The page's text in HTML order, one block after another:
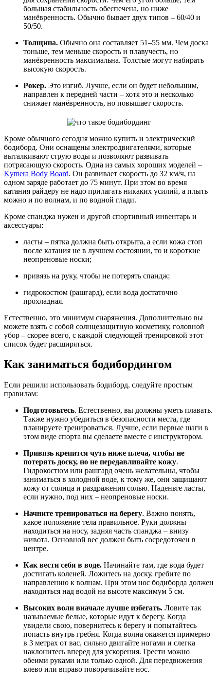
большая стабильность обеспечена, но ниже
манёвренность. Обычно бывает двух типов – 60/40 и
50/50.
Толщина. Обычно она составляет 51–55 мм. Чем доска
тоньше, тем меньше скорость и плавучесть, но
манёвренность максимальна. Толстые могут набирать
высокую скорость.
Рокер. Это изгиб. Лучше, если он будет небольшим,
направлен к передней части – хотя это и несколько
снижает манёвренность, но повышает скорость.
Кроме обычного сегодня можно купить и электрический
бодиборд. Они оснащены электродвигателями, которые
выталкивают струю воды и позволяют развивать
потрясающую скорость. Одна из самых хороших моделей –
Kymera Body Board. Он развивает скорость до 32 км/ч, на
одном заряде работает до 75 минут. При этом во время
катания райдеру не надо прилагать никаких усилий, а плыть
можно и по волнам, и по водной глади.
Кроме спанджа нужен и другой спортивный инвентарь и
аксессуары:
ласты – пятка должна быть открыта, а если кожа стоп
после катания не в лучшем состоянии, то и короткие
неопреновые носки;
привязь на руку, чтобы не потерять спандж;
гидрокостюм (рашгард), если вода достаточно
прохладная.
Естественно, это минимум снаряжения. Дополнительно вы
можете взять с собой солнцезащитную косметику, головной
убор – скорее всего, с каждой следующей тренировкой этот
список будет расширяться.
Как заниматься бодибордингом
Если решили использовать бодиборд, следуйте простым
правилам:
Подготовьтесь. Естественно, вы должны уметь плавать.
Также нужно убедиться в безопасности места, где
планируете тренироваться. Лучше, если первые шаги в
этом виде спорта вы сделаете вместе с инструктором.
Привязь крепится чуть ниже плеча, чтобы не
потерять доску, но не передавливайте кожу.
Гидрокостюм или рашгард очень желательны, чтобы
заниматься в холодной воде, к тому же, они защищают
кожу от солнца и раздражения солью. Наденьте ласты,
если нужно, под них – неопреновые носки.
Начните тренироваться на берегу. Важно понять,
какое положение тела правильное. Руки должны
находиться на носу, задняя часть спанджа – внизу
живота. Основной вес должен быть сосредоточен в
центре.
Как вести себя в воде. Начинайте там, где вода будет
достигать коленей. Ложитесь на доску, гребите по
направлению к волнам. При этом нос бодиборда должен
находиться над водой на высоте максимум 5 см.
Высоких волн вначале лучше избегать. Ловите так
называемые белые, которые идут к берегу. Когда
увидели свою, повернитесь к берегу и попытайтесь
попасть внутрь гребня. Когда волна окажется примерно
в 3 метрах от вас, сильно двигайте ногами и слегка
наклонитесь вперед для ускорения. Грести можно
обеими руками или только одной. Для передвижения
влево или вправо поворачивайте нос.